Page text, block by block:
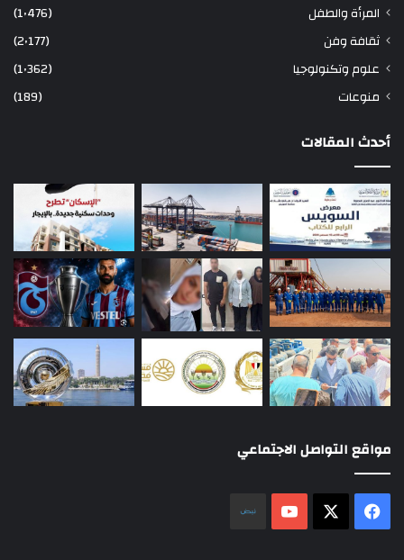
المرأة والطفل
(1٬476)
ثقافة وفن
(2٬177)
علوم وتكنولوجيا
(1٬362)
منوعات
(189)
أحدث المقالات
مواقع التواصل الاجتماعي
فيسبوك ‫YouTube